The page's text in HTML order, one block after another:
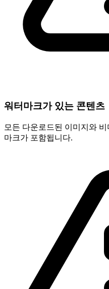
워터마크가 있는 콘텐츠
모든 다운로드된 이미지와
마크가 포함됩니다.